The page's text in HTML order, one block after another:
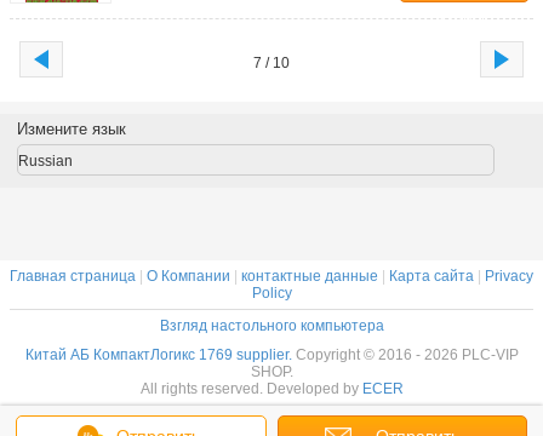
данные
7 / 10
Измените язык
Russian
Главная страница О Компании контактные данные Карта сайта
Privacy
Policy
Взгляд настольного компьютера
Китай АБ КомпактЛогикс 1769 supplier. Copyright © 2016 - 2026 PLC-VIP
SHOP.
All rights reserved. Developed by ECER